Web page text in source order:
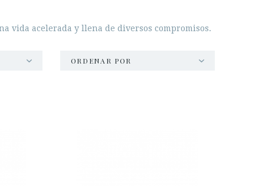
vida acelerada y llena de diversos compromisos.
ORDENAR POR